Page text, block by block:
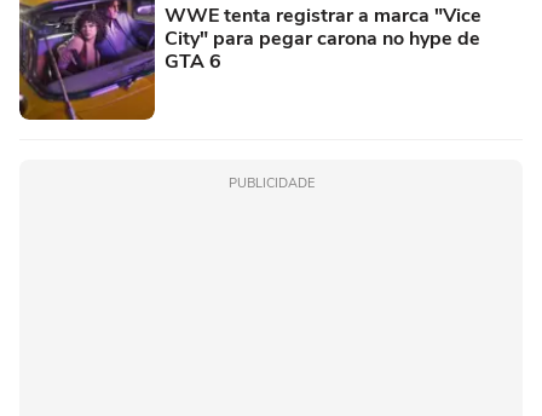
WWE tenta registrar a marca "Vice
City" para pegar carona no hype de
GTA 6
PUBLICIDADE